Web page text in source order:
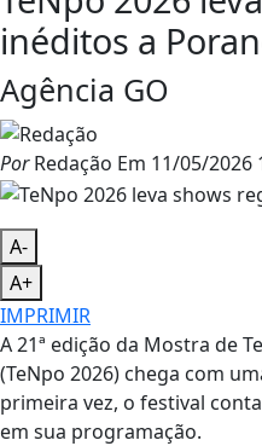
inéditos a
Agência GO
PorRedação Em 11/05/2026
A-
A+
IMPRIMIR
A 21ª edição da Mostra de
(TeNpo 2026) chega com
primeira vez, o festival
em sua programação.